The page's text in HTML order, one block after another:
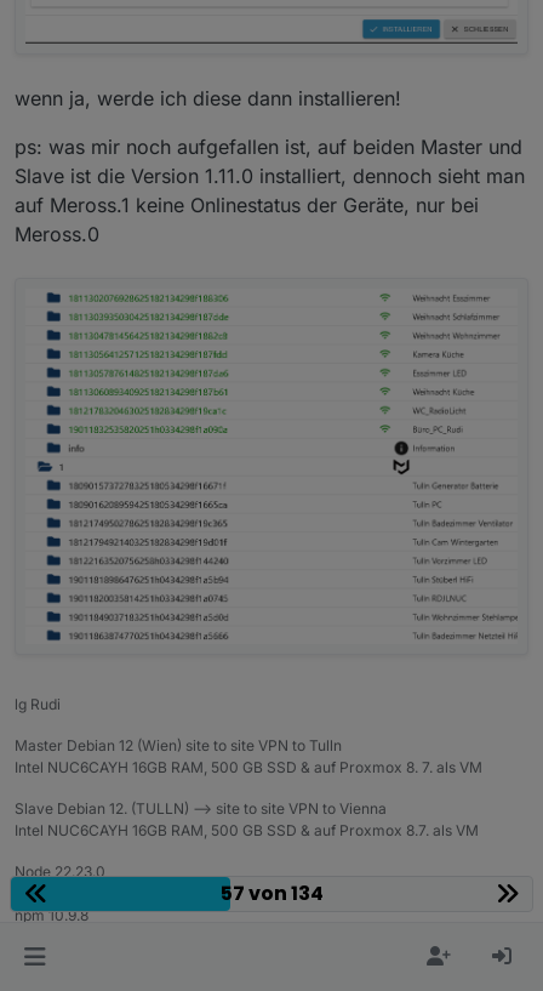
wenn ja, werde ich diese dann installieren!
ps: was mir noch aufgefallen ist, auf beiden Master und
Slave ist die Version 1.11.0 installiert, dennoch sieht man
auf Meross.1 keine Onlinestatus der Geräte, nur bei
Meross.0
lg Rudi
Master Debian 12 (Wien) site to site VPN to Tulln
Intel NUC6CAYH 16GB RAM, 500 GB SSD & auf Proxmox 8. 7. als VM
Slave Debian 12. (TULLN) --> site to site VPN to Vienna
Intel NUC6CAYH 16GB RAM, 500 GB SSD & auf Proxmox 8.7. als VM
Node 22.23.0
Nodejs 22.23.0
npm 10.9.8
57 von 134